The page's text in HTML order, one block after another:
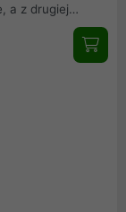
a z drugiej
zasilania